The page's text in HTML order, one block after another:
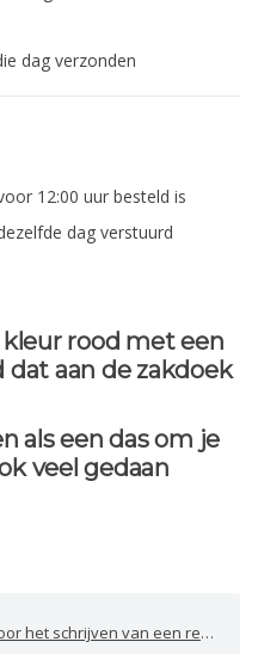
dag verzonden
12:00 uur besteld is
dag verstuurd
rood met een
aan de zakdoek
als een das om je
veel gedaan
schrijven van een review